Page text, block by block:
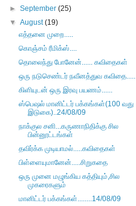
►September(25)
▼August(19)
எத்தனை முறை.....
கொஞ்சம் ரீமிக்ஸ்....
தொலைந்து போனேன்...... கவிதைகள்
ஒரு நடுசெண்டர் நவீனத்துவ கவிதை.....
கிளியுடன் ஒரு இரவு பயணம்......
ஸ்பெஷல் மானிட்டர் பக்கங்கள்(100 வது
இடுகை)..24/08/09
நாக்குல சனி...கருணாநிதிக்கு சில
பின்னூட்டங்கள்
தவிர்க்க முடியாமல்.....கவிதைகள்
பிள்ளையுமானேன்.....சிறுகதை
ஒரு முனை மழுங்கிய கத்தியும்,சில
முகரைகளும்
மானிட்டர் பக்கங்கள்........14/08/09